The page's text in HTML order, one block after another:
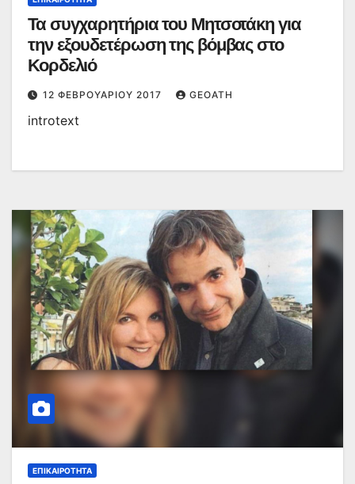
Τα συγχαρητήρια του Μητσοτάκη για
την εξουδετέρωση της βόμβας στο
Κορδελιό
12 ΦΕΒΡΟΥΑΡΊΟΥ 2017 GEOATH
introtext
ΕΠΙΚΑΙΡΌΤΗΤΑ